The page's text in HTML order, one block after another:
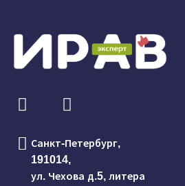
Санкт-Петербург,
191014,
ул. Чехова д.5, литера